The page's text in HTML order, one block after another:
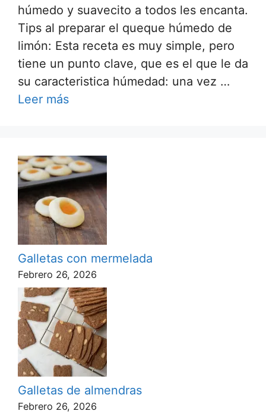
húmedo y suavecito a todos les encanta.
Tips al preparar el queque húmedo de
limón: Esta receta es muy simple, pero
tiene un punto clave, que es el que le da
su caracteristica húmedad: una vez …
Leer más
Galletas con mermelada
Febrero 26, 2026
Galletas de almendras
Febrero 26, 2026